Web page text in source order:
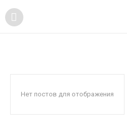
Нет постов для отображения